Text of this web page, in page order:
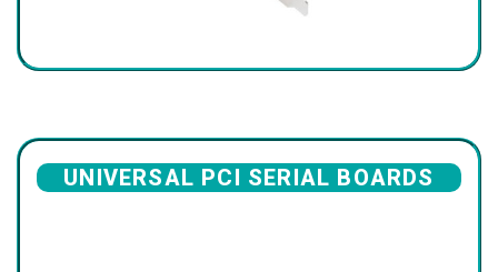
UNIVERSAL PCI SERIAL BOARDS